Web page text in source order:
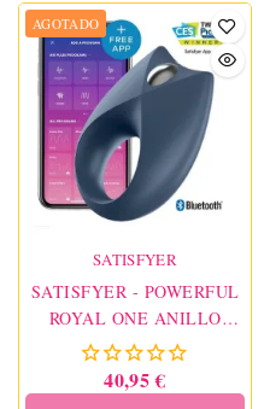
AGOTADO
SATISFYER
SATISFYER - POWERFUL
ROYAL ONE ANILLO
VIBRADOR APP
40,95 €